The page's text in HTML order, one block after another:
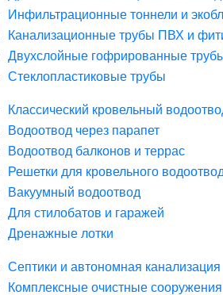
Инфильтрационные тоннели и
Канализационные трубы ПВХ и
Двухслойные гофрированные
Стеклопластиковые трубы
Классический кровельный
Водоотвод через парапет
Водоотвод балконов и террас
Решетки для кровельного
Вакуумный водоотвод
Для стилобатов и гаражей
Дренажные лотки
Септики и автономная канализация
Комплексные очистные сооружения